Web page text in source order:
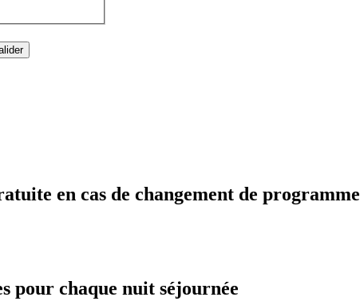
en cas de changement de programme
pour chaque nuit séjournée